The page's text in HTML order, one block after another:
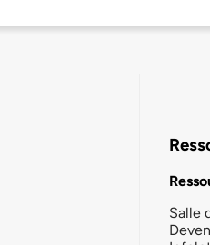
Salle